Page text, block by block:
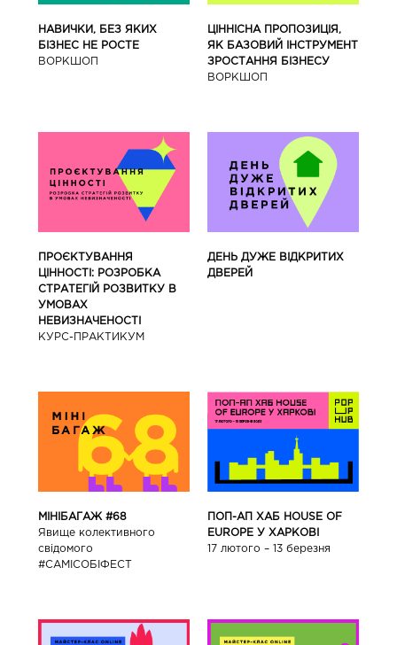
НАВИЧКИ, БЕЗ ЯКИХ
БІЗНЕС НЕ РОСТЕ
ВОРКШОП
ЦІННІСНА ПРОПОЗИЦІЯ,
ЯК БАЗОВИЙ ІНСТРУМЕНТ
ЗРОСТАННЯ БІЗНЕСУ
ВОРКШОП
ПРОЄКТУВАННЯ
ЦІННОСТІ: РОЗРОБКА
СТРАТЕГІЙ РОЗВИТКУ В
УМОВАХ
НЕВИЗНАЧЕНОСТІ
КУРС-ПРАКТИКУМ
ДЕНЬ ДУЖЕ ВІДКРИТИХ
ДВЕРЕЙ
МІНІБАГАЖ #68
Явище колективного
свідомого
#САМІСОБІФЕСТ
ПОП-АП ХАБ HOUSE OF
EUROPE У ХАРКОВІ
17 лютого – 13 березня